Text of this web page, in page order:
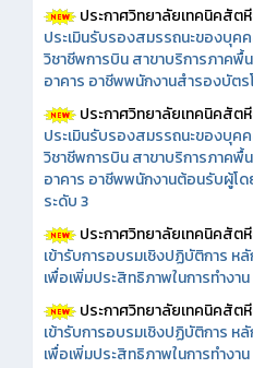
ประกาศวิทยาลัยเทคนิคสัต
ประเมินรับรองสมรรถนะของบุค
วิชาชีพการบิน สาขาบริการภาค
อาคาร อาชีพพนักงานสำรองบัต
ประกาศวิทยาลัยเทคนิคสัต
ประเมินรับรองสมรรถนะของบุค
วิชาชีพการบิน สาขาบริการภาค
อาคาร อาชีพพนักงานต้อนรับผู้
ระดับ 3
ประกาศวิทยาลัยเทคนิคสัต
เข้ารับการอบรมเชิงปฏิบัติการ ห
เพื่อเพิ่มประสิทธิภาพในการทำงาน
ประกาศวิทยาลัยเทคนิคสัต
เข้ารับการอบรมเชิงปฏิบัติการ ห
เพื่อเพิ่มประสิทธิภาพในการทำงาน